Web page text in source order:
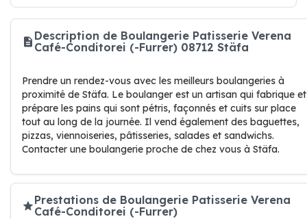
Description de Boulangerie Patisserie Verena
Café-Conditorei (-Furrer) 08712 Stäfa
Prendre un rendez-vous avec les meilleurs boulangeries à
proximité de Stäfa. Le boulanger est un artisan qui fabrique et
prépare les pains qui sont pétris, façonnés et cuits sur place
tout au long de la journée. Il vend également des baguettes,
pizzas, viennoiseries, pâtisseries, salades et sandwichs.
Contacter une boulangerie proche de chez vous à Stäfa.
Prestations de Boulangerie Patisserie Verena
Café-Conditorei (-Furrer)